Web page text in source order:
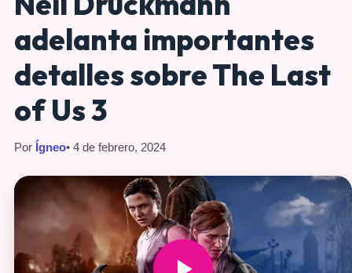
adelanta importantes
detalles sobre The Last
of Us 3
Por Ígneo• 4 de febrero, 2024